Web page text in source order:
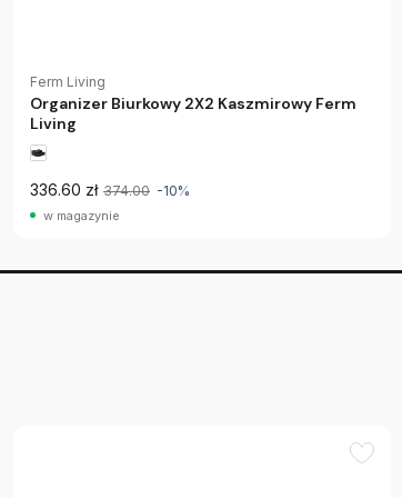
Ferm Living
Organizer Biurkowy 2X2 Kaszmirowy Ferm
Living
336.60 zł 374.00 -10%
w magazynie